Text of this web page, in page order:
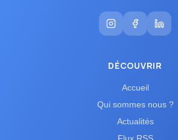
DÉCOUVRIR
Accueil
Qui sommes nous ?
Actualités